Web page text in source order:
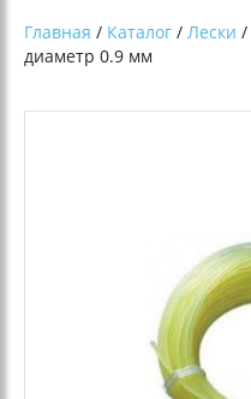
Главная / Каталог / Лески /
диаметр 0.9 мм